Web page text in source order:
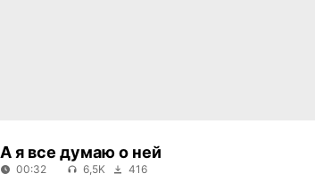
А я все думаю о ней
00:32 6,5K 416